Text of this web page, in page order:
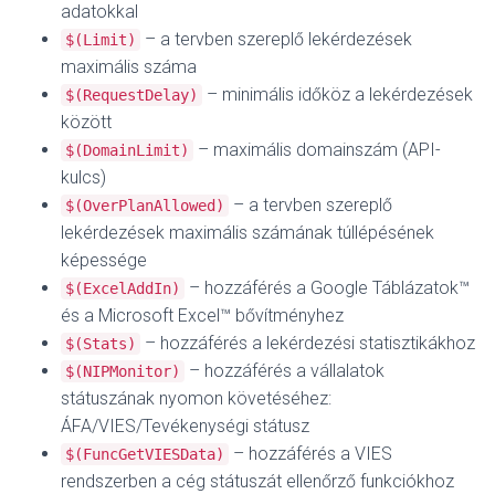
adatokkal
$(Limit)
– a tervben szereplő lekérdezések
maximális száma
$(RequestDelay)
– minimális időköz a lekérdezések
között
$(DomainLimit)
– maximális domainszám (API-
kulcs)
$(OverPlanAllowed)
– a tervben szereplő
lekérdezések maximális számának túllépésének
képessége
$(ExcelAddIn)
– hozzáférés a Google Táblázatok™
és a Microsoft Excel™ bővítményhez
$(Stats) – hozzáférés a lekérdezési statisztikákhoz
$(NIPMonitor)
– hozzáférés a vállalatok
státuszának nyomon követéséhez:
ÁFA/VIES/Tevékenységi státusz
$(FuncGetVIESData)
– hozzáférés a VIES
rendszerben a cég státuszát ellenőrző funkciókhoz